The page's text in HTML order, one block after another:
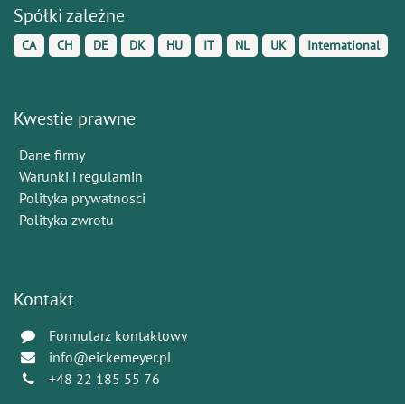
Spółki zależne
CA CH DE DK HU IT NL UK International
Kwestie prawne
Dane firmy
Warunki i regulamin
Polityka prywatnosci
Polityka zwrotu
Kontakt
Formularz kontaktowy
info@eickemeyer.pl
+48 22 185 55 76